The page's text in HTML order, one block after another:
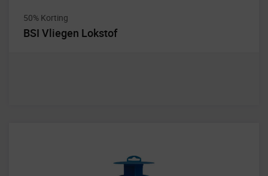
50% Korting
BSI Vliegen Lokstof